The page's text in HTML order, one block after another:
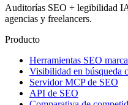
Auditorías SEO + legibilidad
agencias y freelancers.
Producto
Herramientas SEO
Visibilidad en búsqueda
Servidor MCP de SEO
API de SEO